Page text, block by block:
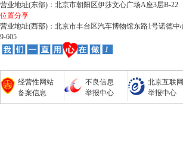
营业地址(东部)：北京市朝阳区伊莎文心广场A座3层B-22
位置分享
营业地址(西部)：北京市丰台区汽车博物馆东路1号诺德中
9-605
经营性网站
备案信息
不良信息
举报中心
北京互联网
举报中心